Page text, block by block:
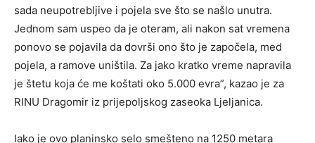
sada neupotrebljive i pojela sve što se našlo unutra.
Jednom sam uspeo da je oteram, ali nakon sat vremena
ponovo se pojavila da dovrši ono što je započela, med
pojela, a ramove uništila. Za jako kratko vreme napravila
je štetu koja će me koštati oko 5.000 evra”, kazao je za
RINU Dragomir iz prijepoljskog zaseoka Ljeljanica.
Iako je ovo planinsko selo smešteno na 1250 metara